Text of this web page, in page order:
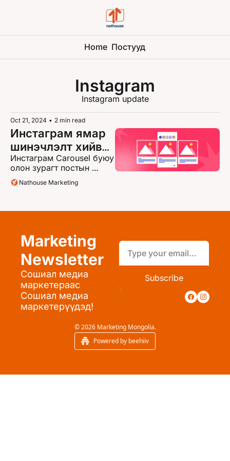
Home Постууд
Instagram
Instagram update
Oct 21, 2024 • 2 min read
Инстаграм ямар
шинэчлэлт хийв?
🚀
Инстаграм Carousel буюу
олон зурагт постын
хүртээмж нэмэгдсэн
гэнэ.
Nathouse Marketing
Marketing
Newsletter
Сошиал медиа
маркетераас
Сошиал медиа
маркетерүүдэд!
Subscribe
© 2026 Marketing Mongolia.
Powered by beehiiv